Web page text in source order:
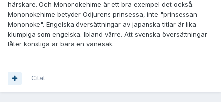
härskare. Och Mononokehime är ett bra exempel det också.
Mononokehime betyder Odjurens prinsessa, inte "prinsessan
Mononoke". Engelska översättningar av japanska titlar är lika
klumpiga som engelska. Ibland värre. Att svenska översättningar
låter konstiga är bara en vanesak.
Citat